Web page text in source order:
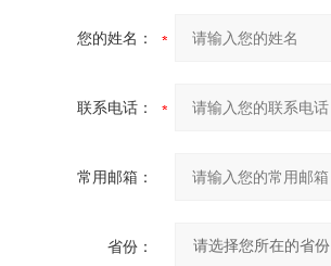
您的姓名：
联系电话：
常用邮箱：
省份：